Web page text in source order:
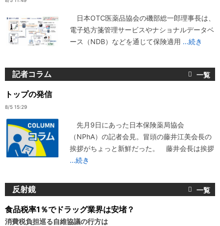
日本OTC医薬品協会の磯部総一郎理事長は、
電子処方箋管理サービスやナショナルデータベ
ース（NDB）などを通じて保険適用 ...続き
記者コラム
トップの発信
8/5 15:29
先月9日にあった日本保険薬局協会
（NPhA）の記者会見。冒頭の藤井江美会長の
挨拶がちょっと新鮮だった。 藤井会長は挨拶
...続き
反射鏡
食品税率1％でドラッグ業界は安堵？
消費税負担巡る自維協議の行方は